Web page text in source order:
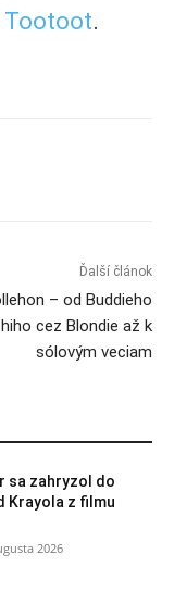
Tootoot.
Ďalší článok
– od Buddieho
cez Blondie až k
sólovým veciam
sa zahryzol do
Krayola z filmu
2026